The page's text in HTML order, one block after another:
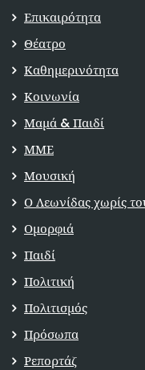
Επικαιρότητα
Θέατρο
Καθημερινότητα
Κοινωνία
Μαμά & Παιδί
ΜΜΕ
Μουσική
Ο Λεωνίδας χωρίς
Ομορφιά
Παιδί
Πολιτική
Πολιτισμός
Πρόσωπα
Ρεπορτάζ